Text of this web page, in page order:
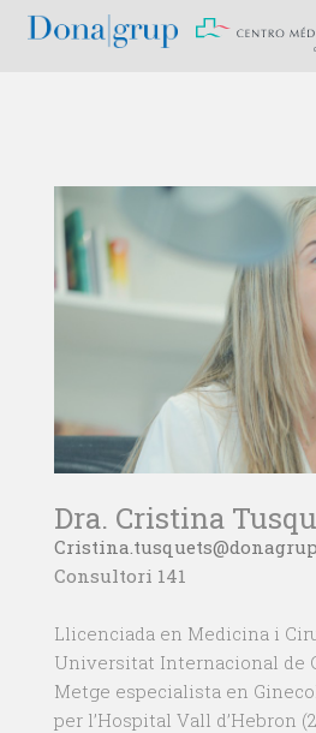
Dra. Cristina
Consultori 141
Llicenciada en Medicina i
Universitat Internacional de
Metge especialista en
per l’Hospital Vall d’Hebron